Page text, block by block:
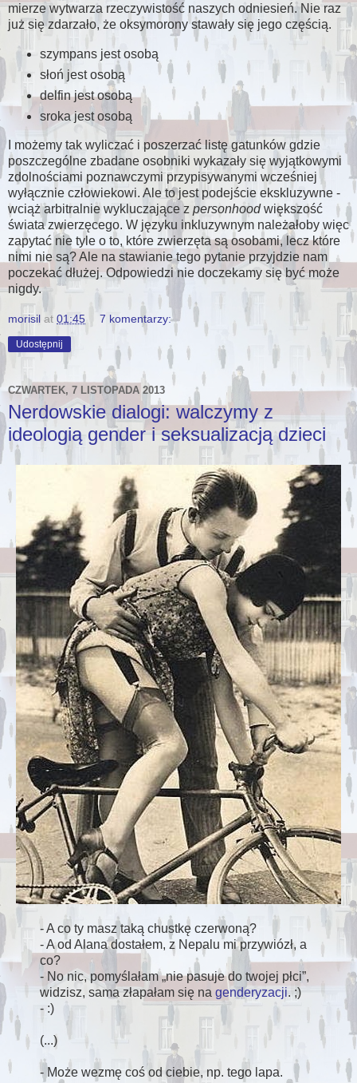
mierze wytwarza rzeczywistość naszych odniesień. Nie raz
już się zdarzało, że oksymorony stawały się jego częścią.
szympans jest osobą
słoń jest osobą
delfin jest osobą
sroka jest osobą
I możemy tak wyliczać i poszerzać listę gatunków gdzie
poszczególne zbadane osobniki wykazały się wyjątkowymi
zdolnościami poznawczymi przypisywanymi wcześniej
wyłącznie człowiekowi. Ale to jest podejście ekskluzywne -
wciąż arbitralnie wykluczające z personhoodwiększość
świata zwierzęcego. W języku inkluzywnym należałoby więc
zapytać nie tyle o to, które zwierzęta są osobami, lecz które
nimi nie są? Ale na stawianie tego pytanie przyjdzie nam
poczekać dłużej. Odpowiedzi nie doczekamy się być może
nigdy.
morisil at 01:45 7 komentarzy:
Udostępnij
CZWARTEK, 7 LISTOPADA 2013
Nerdowskie dialogi: walczymy z
ideologią gender i seksualizacją dzieci
- A co ty masz taką chustkę czerwoną?
- A od Alana dostałem, z Nepalu mi przywiózł, a
co?
- No nic, pomyślałam nie pasuje do twojej płci ,
widzisz, sama złapałam się na genderyzacji. ;)
- :)
(...)
- Może wezmę coś od ciebie, np. tego lapa.